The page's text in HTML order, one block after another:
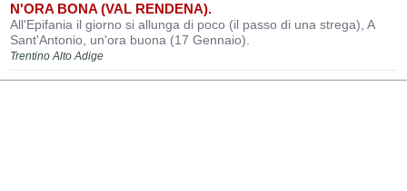
N'ORA BONA (VAL RENDENA).
All'Epifania il giorno si allunga di poco (il passo di una strega), A
Sant'Antonio, un'ora buona (17 Gennaio).
Trentino Alto Adige